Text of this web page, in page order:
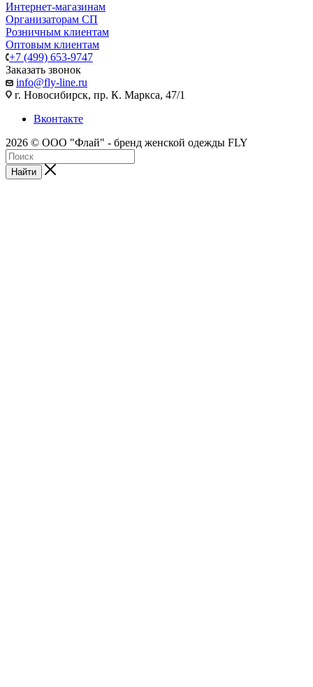
Интернет-магазинам
Организаторам СП
Розничным клиентам
Оптовым клиентам
+7 (499) 653-9747
Заказать звонок
info@fly-line.ru
г. Новосибирск, пр. К. Маркса, 47/1
Вконтакте
2026 © ООО "Флай" - бренд женской одежды FLY
Найти